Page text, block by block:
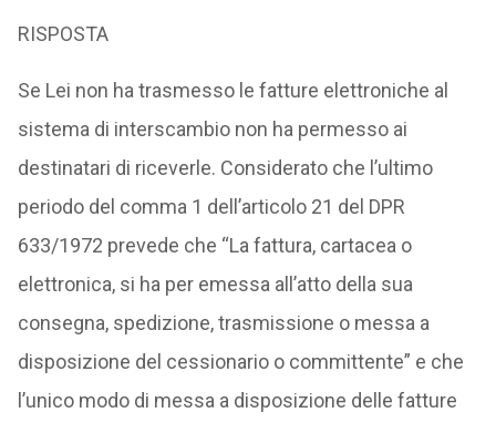
RISPOSTA
Se Lei non ha trasmesso le fatture elettroniche al
sistema di interscambio non ha permesso ai
destinatari di riceverle. Considerato che l’ultimo
periodo del comma 1 dell’articolo 21 del DPR
633/1972 prevede che “La fattura, cartacea o
elettronica, si ha per emessa all’atto della sua
consegna, spedizione, trasmissione o messa a
disposizione del cessionario o committente” e che
l’unico modo di messa a disposizione delle fatture